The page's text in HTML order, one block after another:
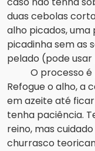
duas cebolas
alho picados,
picadinha sem as
pelado (pode
O processo é
Refogue o alho, a
em azeite até
tenha paciência.
reino, mas
churrasco